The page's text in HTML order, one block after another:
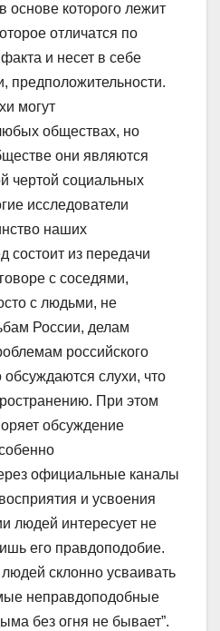
основе которого лежит
отличатся по
и несет в себе
предположительности.
могут
обществах, но
они являются
чертой социальных
исследователи
наших
состоит из передачи
с соседями,
с людьми, не
России, делам
российского
обсуждаются слухи, что
При этом
обсуждение
официальные каналы
и усвоения
людей интересует не
его правдоподобие.
склонно усваивать
неправдоподобные
без огня не бывает”.